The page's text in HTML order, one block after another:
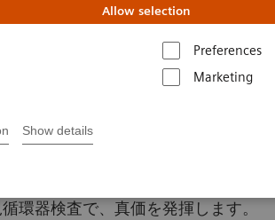
Allow selection
Preferences
Marketing
Show details
新たな性能。
環器検査で、真価を発揮します。